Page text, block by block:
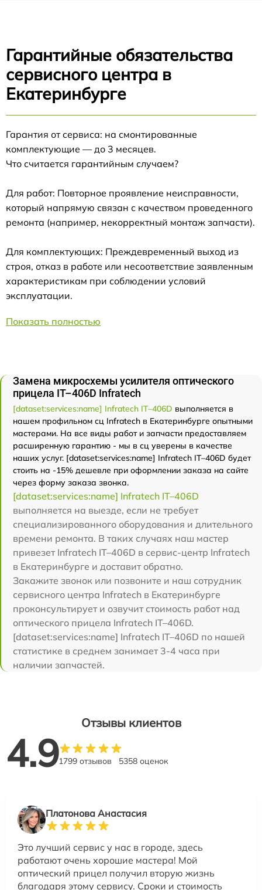
Гарантийные обязательства
сервисного центра в
Екатеринбурге
Гарантия от сервиса: на смонтированные
комплектующие — до 3 месяцев.
Что считается гарантийным случаем?
Для работ: Повторное проявление неисправности,
который напрямую связан с качеством проведенного
ремонта (например, некорректный монтаж запчасти).
Для комплектующих: Преждевременный выход из
строя, отказ в работе или несоответствие заявленным
характеристикам при соблюдении условий
эксплуатации.
Показать полностью
Замена микросхемы усилителя оптического
прицела IT–406D Infratech
[dataset:services:name] Infratech IT–406D выполняется в
нашем профильном сц Infratech в Екатеринбурге опытными
мастерами. На все виды работ и запчасти предоставляем
расширенную гарантию - мы в сц уверены в качестве
наших услуг. [dataset:services:name] Infratech IT–406D будет
стоить на -15% дешевле при оформлении заказа на сайте
через форму заказа звонка.
[dataset:services:name] Infratech IT–406D
выполняется на выезде, если не требует
специализированного оборудования и длительного
времени ремонта. В таких случаях наш мастер
привезет Infratech IT–406D в сервис-центр Infratech
в Екатеринбурге и доставит обратно.
Закажите звонок или позвоните и наш сотрудник
сервисного центра Infratech в Екатеринбурге
проконсультирует и озвучит стоимость работ над
оптического прицела Infratech IT–406D.
[dataset:services:name] Infratech IT–406D по нашей
статистике в среднем занимает 3-4 часа при
наличии запчастей.
Отзывы клиентов
4.91799 отзывов 5358 оценок
Платонова Анастасия
Это лучший сервис у нас в городе, здесь
работают очень хорошие мастера! Мой
оптический прицел получил вторую жизнь
благодаря этому сервису. Сроки и стоимость